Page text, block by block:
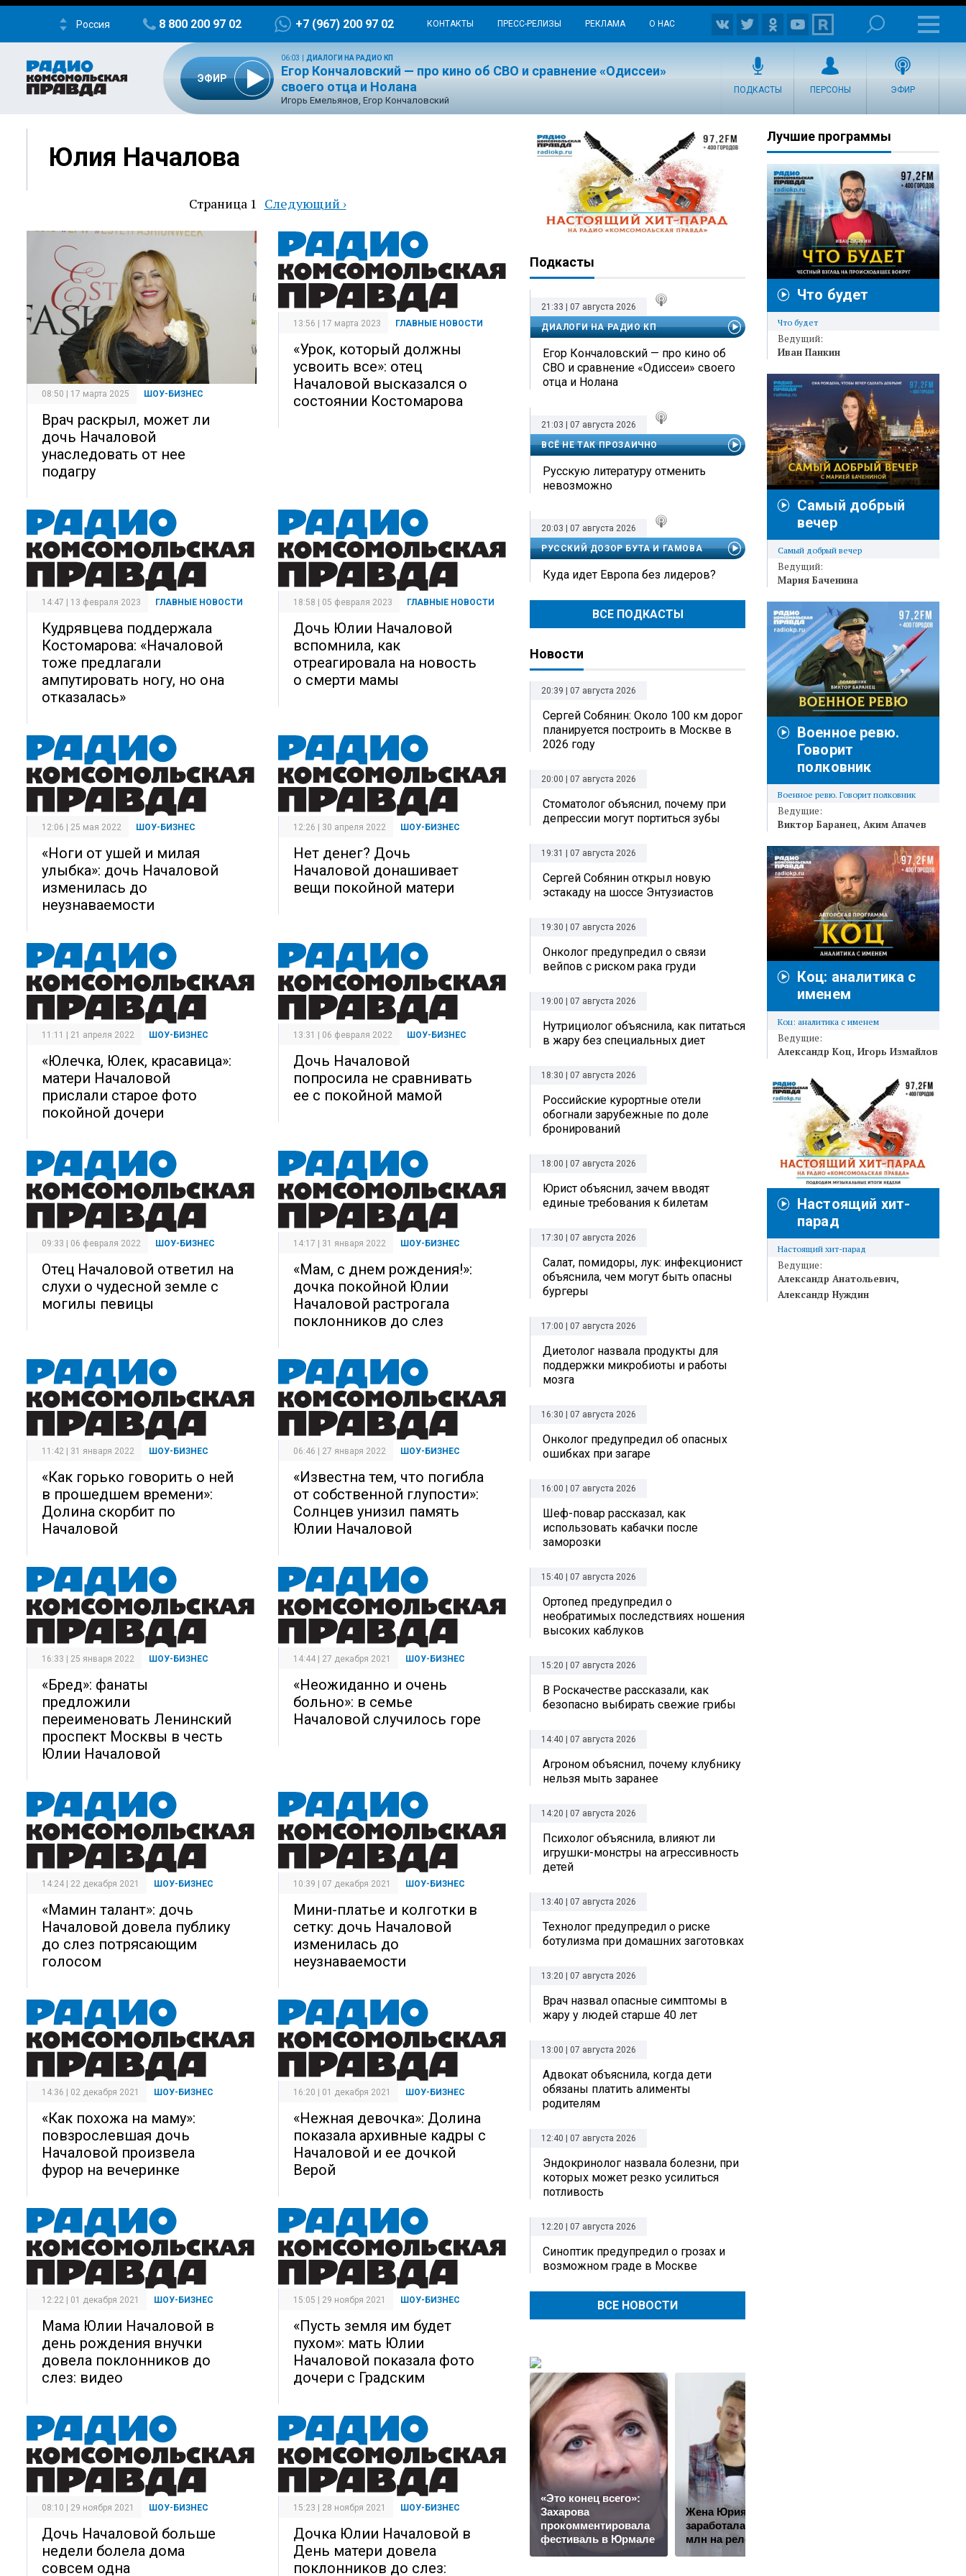
Россия 8 800 200 97 02 +7 (967) 200 97 02 КОНТАКТЫ ПРЕСС-РЕЛИЗЫ РЕКЛАМА О НАС
ЭФИР
06:03 ДИАЛОГИ НА РАДИО КП
Егор Кончаловский — про кино об СВО и сравнение «Одиссеи»
своего отца и Нолана
Игорь Емельянов, Егор Кончаловский
ПОДКАСТЫ ПЕРСОНЫ ЭФИР
Юлия Началова
страниц
Страница 1 Следующая
Следующий ›
08:50 | 17 марта 2025 ШОУ-БИЗНЕС
Врач раскрыл, может ли
дочь Началовой
унаследовать от нее
подагру
13:56 | 17 марта 2023 ГЛАВНЫЕ НОВОСТИ
«Урок, который должны
усвоить все»: отец
Началовой высказался о
состоянии Костомарова
14:47 | 13 февраля 2023 ГЛАВНЫЕ НОВОСТИ
Кудрявцева поддержала
Костомарова: «Началовой
тоже предлагали
ампутировать ногу, но она
отказалась»
18:58 | 05 февраля 2023 ГЛАВНЫЕ НОВОСТИ
Дочь Юлии Началовой
вспомнила, как
отреагировала на новость
о смерти мамы
12:06 | 25 мая 2022 ШОУ-БИЗНЕС
«Ноги от ушей и милая
улыбка»: дочь Началовой
изменилась до
неузнаваемости
12:26 | 30 апреля 2022 ШОУ-БИЗНЕС
Нет денег? Дочь
Началовой донашивает
вещи покойной матери
11:11 | 21 апреля 2022 ШОУ-БИЗНЕС
«Юлечка, Юлек, красавица»:
матери Началовой
прислали старое фото
покойной дочери
13:31 | 06 февраля 2022 ШОУ-БИЗНЕС
Дочь Началовой
попросила не сравнивать
ее с покойной мамой
09:33 | 06 февраля 2022 ШОУ-БИЗНЕС
Отец Началовой ответил на
слухи о чудесной земле с
могилы певицы
14:17 | 31 января 2022 ШОУ-БИЗНЕС
«Мам, с днем рождения!»:
дочка покойной Юлии
Началовой растрогала
поклонников до слез
11:42 | 31 января 2022 ШОУ-БИЗНЕС
«Как горько говорить о ней
в прошедшем времени»:
Долина скорбит по
Началовой
06:46 | 27 января 2022 ШОУ-БИЗНЕС
«Известна тем, что погибла
от собственной глупости»:
Солнцев унизил память
Юлии Началовой
16:33 | 25 января 2022 ШОУ-БИЗНЕС
«Бред»: фанаты
предложили
переименовать Ленинский
проспект Москвы в честь
Юлии Началовой
14:44 | 27 декабря 2021 ШОУ-БИЗНЕС
«Неожиданно и очень
больно»: в семье
Началовой случилось горе
14:24 | 22 декабря 2021 ШОУ-БИЗНЕС
«Мамин талант»: дочь
Началовой довела публику
до слез потрясающим
голосом
10:39 | 07 декабря 2021 ШОУ-БИЗНЕС
Мини-платье и колготки в
сетку: дочь Началовой
изменилась до
неузнаваемости
14:36 | 02 декабря 2021 ШОУ-БИЗНЕС
«Как похожа на маму»:
повзрослевшая дочь
Началовой произвела
фурор на вечеринке
16:20 | 01 декабря 2021 ШОУ-БИЗНЕС
«Нежная девочка»: Долина
показала архивные кадры с
Началовой и ее дочкой
Верой
12:22 | 01 декабря 2021 ШОУ-БИЗНЕС
Мама Юлии Началовой в
день рождения внучки
довела поклонников до
слез: видео
15:05 | 29 ноября 2021 ШОУ-БИЗНЕС
«Пусть земля им будет
пухом»: мать Юлии
Началовой показала фото
дочери с Градским
08:10 | 29 ноября 2021 ШОУ-БИЗНЕС
Дочь Началовой больше
недели болела дома
совсем одна
15:23 | 28 ноября 2021 ШОУ-БИЗНЕС
Дочка Юлии Началовой в
День матери довела
поклонников до слез:
Подкасты
21:33 | 07 августа 2026
ДИАЛОГИ НА РАДИО КП
Егор Кончаловский — про кино об
СВО и сравнение «Одиссеи» своего
отца и Нолана
21:03 | 07 августа 2026
ВСЁ НЕ ТАК ПРОЗАИЧНО
Русскую литературу отменить
невозможно
20:03 | 07 августа 2026
РУССКИЙ ДОЗОР БУТА И ГАМОВА
Куда идет Европа без лидеров?
ВСЕ ПОДКАСТЫ
Новости
20:39 | 07 августа 2026
Сергей Собянин: Около 100 км дорог
планируется построить в Москве в
2026 году
20:00 | 07 августа 2026
Стоматолог объяснил, почему при
депрессии могут портиться зубы
19:31 | 07 августа 2026
Сергей Собянин открыл новую
эстакаду на шоссе Энтузиастов
19:30 | 07 августа 2026
Онколог предупредил о связи
вейпов с риском рака груди
19:00 | 07 августа 2026
Нутрициолог объяснила, как питаться
в жару без специальных диет
18:30 | 07 августа 2026
Российские курортные отели
обогнали зарубежные по доле
бронирований
18:00 | 07 августа 2026
Юрист объяснил, зачем вводят
единые требования к билетам
17:30 | 07 августа 2026
Салат, помидоры, лук: инфекционист
объяснила, чем могут быть опасны
бургеры
17:00 | 07 августа 2026
Диетолог назвала продукты для
поддержки микробиоты и работы
мозга
16:30 | 07 августа 2026
Онколог предупредил об опасных
ошибках при загаре
16:00 | 07 августа 2026
Шеф-повар рассказал, как
использовать кабачки после
заморозки
15:40 | 07 августа 2026
Ортопед предупредил о
необратимых последствиях ношения
высоких каблуков
15:20 | 07 августа 2026
В Роскачестве рассказали, как
безопасно выбирать свежие грибы
14:40 | 07 августа 2026
Агроном объяснил, почему клубнику
нельзя мыть заранее
14:20 | 07 августа 2026
Психолог объяснила, влияют ли
игрушки-монстры на агрессивность
детей
13:40 | 07 августа 2026
Технолог предупредил о риске
ботулизма при домашних заготовках
13:20 | 07 августа 2026
Врач назвал опасные симптомы в
жару у людей старше 40 лет
13:00 | 07 августа 2026
Адвокат объяснила, когда дети
обязаны платить алименты
родителям
12:40 | 07 августа 2026
Эндокринолог назвала болезни, при
которых может резко усилиться
потливость
12:20 | 07 августа 2026
Синоптик предупредил о грозах и
возможном граде в Москве
ВСЕ НОВОСТИ
«Это конец всего»:
Захарова
прокомментировала
фестиваль в Юрмале
Жена Юрия Дудя*
заработала почти 10
млн на релокантах
Лучшие программы
Что будет
Что будет
Ведущий:
Иван Панкин
Самый добрый
вечер
Самый добрый вечер
Ведущий:
Мария Баченина
Военное ревю.
Говорит
полковник
Военное ревю. Говорит полковник
Ведущие:
Виктор Баранец Аким Апачев
Коц: аналитика с
именем
Коц: аналитика с именем
Ведущие:
Александр Коц Игорь Измайлов
Настоящий хит-
парад
Настоящий хит-парад
Ведущие:
Александр Анатольевич
Александр Нуждин